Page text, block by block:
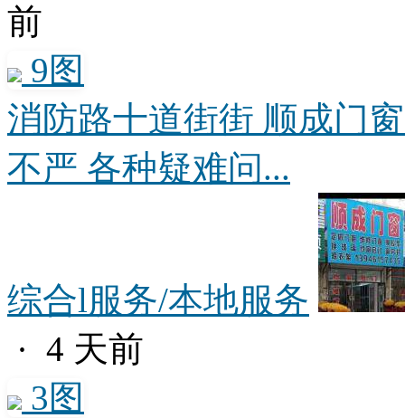
前
9图
消防路十道街街 顺成门
不严 各种疑难问...
综合l服务/本地服务
· 4 天前
3图